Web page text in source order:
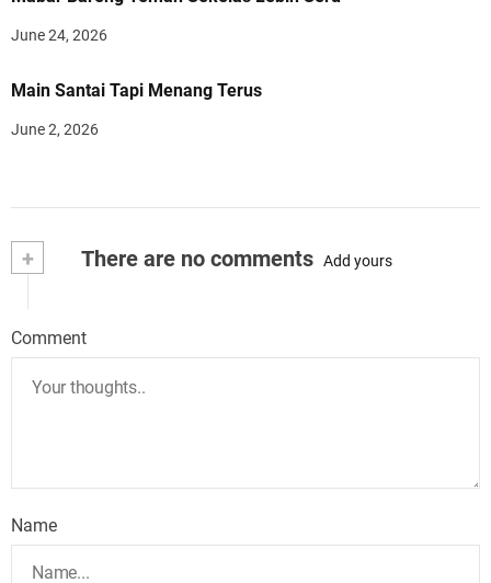
June 24, 2026
Main Santai Tapi Menang Terus
June 2, 2026
+ There are no comments Add yours
Comment
Name